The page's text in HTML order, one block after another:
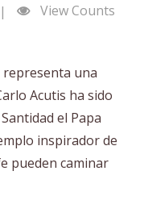
|
View Counts
representa una
Acutis ha sido
el Papa
inspirador de
pueden caminar